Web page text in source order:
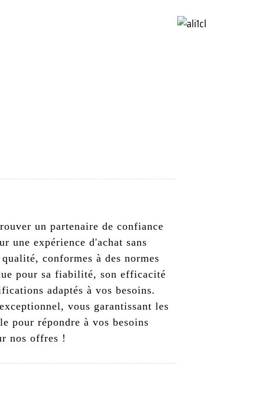
un partenaire de confiance
une expérience d'achat sans
conformes à des normes
pour sa fiabilité, son efficacité
adaptés à vos besoins.
vous garantissant les
pour répondre à vos besoins
nos offres !